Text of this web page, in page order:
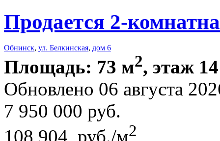
Продается 2-
Обнинск, ул. Белкинская, дом 6
Площадь: 73 м2, этаж
Обновлено 06 августа
7 950 000 руб.
108 904 руб./м2